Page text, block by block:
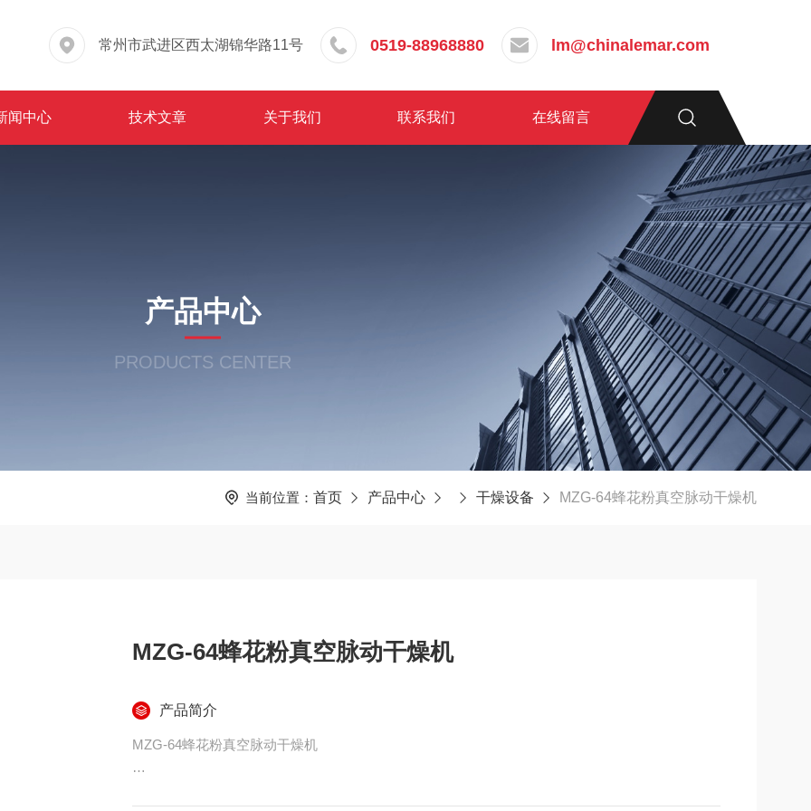
常州市武进区西太湖锦华路11号 0519-88968880 lm@chinalemar.com
闻中心 技术文章 关于我们 联系我们 在线留言
产品中心
PRODUCTS CENTER
当前位置： 首页 产品中心 干燥设备 MZG-64蜂花粉真空脉动干燥机
MZG-64蜂花粉真空脉动干燥机
产品简介
MZG-64蜂花粉真空脉动干燥机